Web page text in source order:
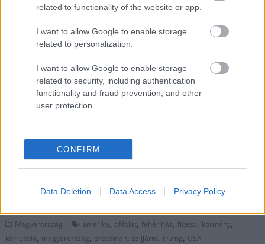
related to functionality of the website or app.
I want to allow Google to enable storage
related to personalization.
I want to allow Google to enable storage
related to security, including authentication
functionality and fraud prevention, and other
user protection.
CONFIRM
Data Deletion Data Access Privacy Policy
Egyre határozottabban
inog a jelenlegi magyar
külügyminiszterünk
talált és tálalt egy
kifogást arra, miért
korrupcióra. Ma azonban ezt a Fehér Ház rögtön agyon is
ütötte egy cáfolattal, a jelek szerint ez megint mellé ment a
kormánypártiak részéről.
TOVÁBB OLVASOM
Magyarország amerika, cáfolat, fehér ház, fidesz, kormány,
korrupció, magyarország, pressman, szijjártó, trump, USA